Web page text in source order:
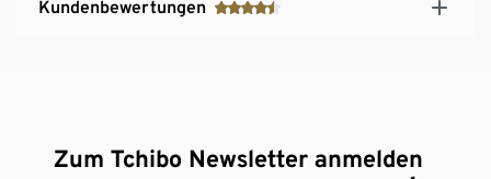
Kundenbewertungen
Zum Tchibo Newsletter anmelden